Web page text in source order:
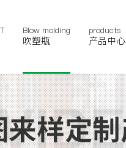
Blow molding
吹塑瓶
products
产品中心